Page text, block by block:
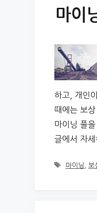
마이
하고, 개인
때에는 보
마이닝 풀
글에서 자세
Tags
마이닝 보